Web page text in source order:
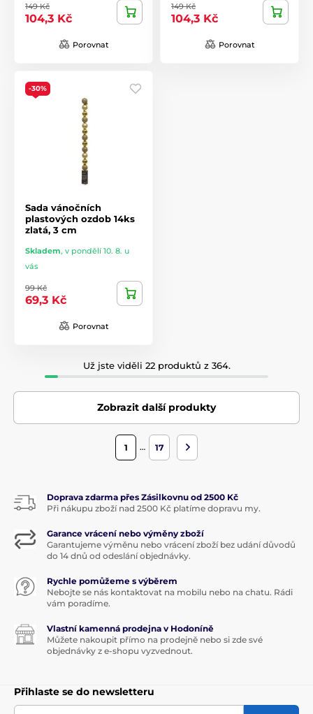
149 Kč
104,3 Kč
Porovnat
149 Kč
104,3 Kč
Porovnat
-30%
Sada vánočních
plastových ozdob 14ks
zlatá, 3 cm
Skladem, v pondělí 10. 8. u
vás
99 Kč
69,3 Kč
Porovnat
Už jste viděli 22 produktů z 364.
Zobrazit další produkty
1 … 17
Doprava zdarma přes Zásilkovnu od 2500 Kč
Při nákupu zboží nad 2500 Kč platíme dopravu my.
Garance vrácení nebo výměny zboží
Garantujeme výměnu nebo vrácení zboží bez udání důvodů
do 14 dnů od odeslání objednávky.
Rychle pomůžeme s výběrem
Nebojte se nás kontaktovat na mobilu nebo na chatu. Rádi
vám poradíme.
Vlastní kamenná prodejna v Hodoníně
Můžete nakoupit přímo na prodejně nebo si zde své
objednávky z e-shopu vyzvednout.
Přihlaste se do newsletteru